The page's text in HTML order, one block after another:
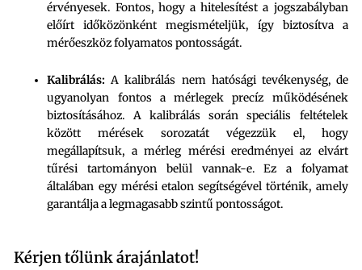
érvényesek. Fontos, hogy a hitelesítést a jogszabályban
előírt időközönként megismételjük, így biztosítva a
mérőeszköz folyamatos pontosságát.
Kalibrálás: A kalibrálás nem hatósági tevékenység, de
ugyanolyan fontos a mérlegek precíz működésének
biztosításához. A kalibrálás során speciális feltételek
között mérések sorozatát végezzük el, hogy
megállapítsuk, a mérleg mérési eredményei az elvárt
tűrési tartományon belül vannak-e. Ez a folyamat
általában egy mérési etalon segítségével történik, amely
garantálja a legmagasabb szintű pontosságot.
Kérjen tőlünk árajánlatot!